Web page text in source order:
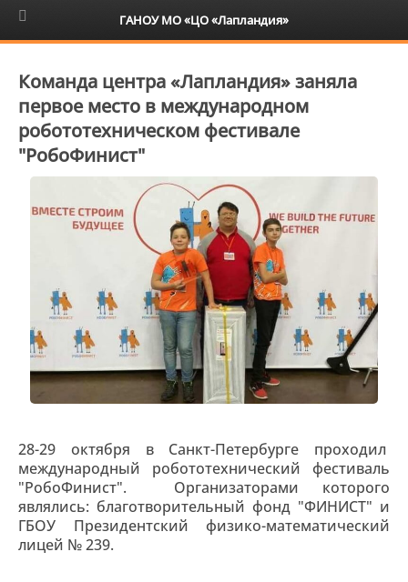
6+
Команда центра «Лапландия» заняла
первое место в международном
робототехническом фестивале
"РобоФинист"
28-29 октября в Санкт-Петербурге проходил
международный робототехнический фестиваль
"РобоФинист". Организаторами которого
являлись: благотворительный фонд "ФИНИСТ" и
ГБОУ Президентский физико-математический
лицей № 239.
ГАНОУ МО «ЦО «Лапландия»